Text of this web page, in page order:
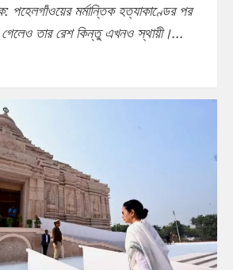
পহেলগাঁওয়ের মর্মান্তিক হত্যাকাণ্ডের পর
তার রেশ কিন্তু এখনও স্থায়ী।...